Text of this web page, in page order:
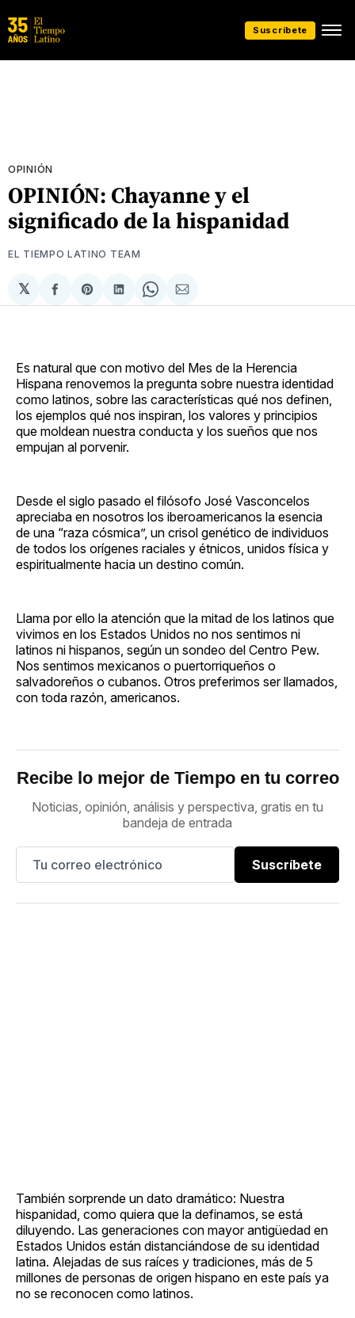
Suscríbete
OPINIÓN
OPINIÓN: Chayanne y el
significado de la hispanidad
EL TIEMPO LATINO TEAM
𝕏
Compartir
en
Share
on
Compartir
en
Share
on
Compartir
via
Es natural que con motivo del Mes de la Herencia
Hispana renovemos la pregunta sobre nuestra identidad
como latinos, sobre las características qué nos definen,
los ejemplos qué nos inspiran, los valores y principios
que moldean nuestra conducta y los sueños que nos
empujan al porvenir.
Desde el siglo pasado el filósofo José Vasconcelos
apreciaba en nosotros los iberoamericanos la esencia
de una “raza cósmica”, un crisol genético de individuos
de todos los orígenes raciales y étnicos, unidos física y
espiritualmente hacia un destino común.
Llama por ello la atención que la mitad de los latinos que
vivimos en los Estados Unidos no nos sentimos ni
latinos ni hispanos, según un sondeo del Centro Pew.
Nos sentimos mexicanos o puertorriqueños o
salvadoreños o cubanos. Otros preferimos ser llamados,
con toda razón, americanos.
Recibe lo mejor de Tiempo en tu correo
Noticias, opinión, análisis y perspectiva, gratis en tu
bandeja de entrada
Suscríbete
También sorprende un dato dramático: Nuestra
hispanidad, como quiera que la definamos, se está
diluyendo. Las generaciones con mayor antigüedad en
Estados Unidos están distanciándose de su identidad
latina. Alejadas de sus raíces y tradiciones, más de 5
millones de personas de origen hispano en este país ya
no se reconocen como latinos.